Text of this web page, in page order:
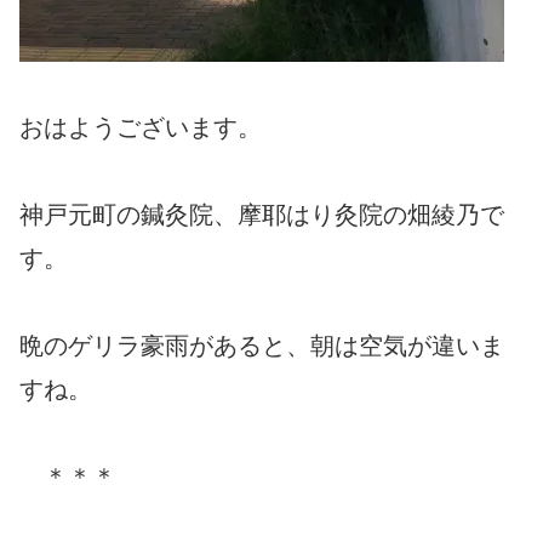
おはようございます。
神戸元町の鍼灸院、摩耶はり灸院の畑綾乃で
す。
晩のゲリラ豪雨があると、朝は空気が違いま
すね。
＊＊＊